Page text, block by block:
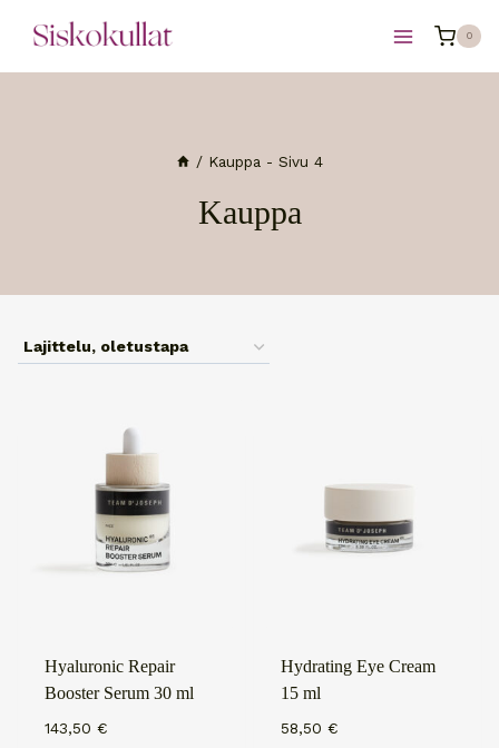
sisältöön
0
/ Kauppa - Sivu 4
Kauppa
Hyaluronic Repair
Booster Serum 30 ml
143,50 €
Hydrating Eye Cream
15 ml
58,50 €